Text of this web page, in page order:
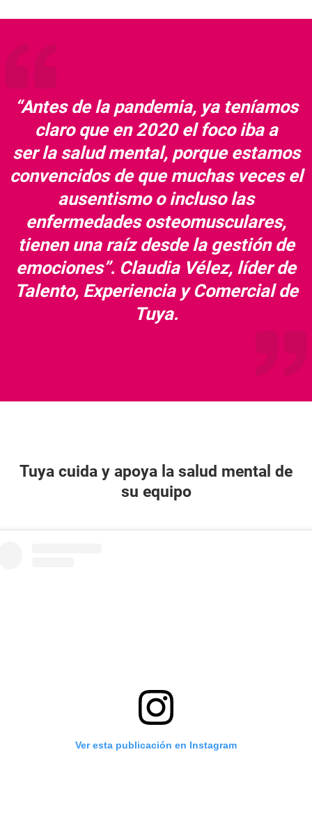
“Antes de la pandemia, ya teníamos
claro que en 2020 el foco iba a
ser la salud mental, porque estamos
convencidos de que muchas veces el
ausentismo o incluso las
enfermedades osteomusculares,
tienen una raíz desde la gestión de
emociones”. Claudia Vélez, líder de
Talento, Experiencia y Comercial de
Tuya.
Tuya cuida y apoya la salud mental de
su equipo
Ver esta publicación en Instagram